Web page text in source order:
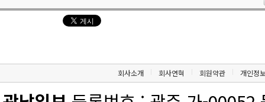
회사소개 회사연혁 회원약관 개인정